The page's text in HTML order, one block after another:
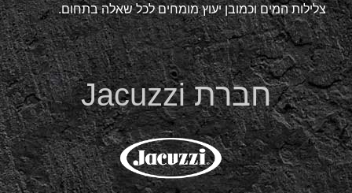
צלילות המים וכמובן יעוץ מומחים לכל שאלה בתחום.
חברת Jacuzzi